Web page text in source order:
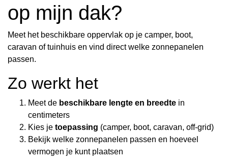
op mijn dak?
Meet het beschikbare oppervlak op je camper, boot,
caravan of tuinhuis en vind direct welke zonnepanelen
passen.
Zo werkt het
Meet de beschikbare lengte en breedte in
centimeters
Kies je toepassing (camper, boot, caravan, off-grid)
Bekijk welke zonnepanelen passen en hoeveel
vermogen je kunt plaatsen